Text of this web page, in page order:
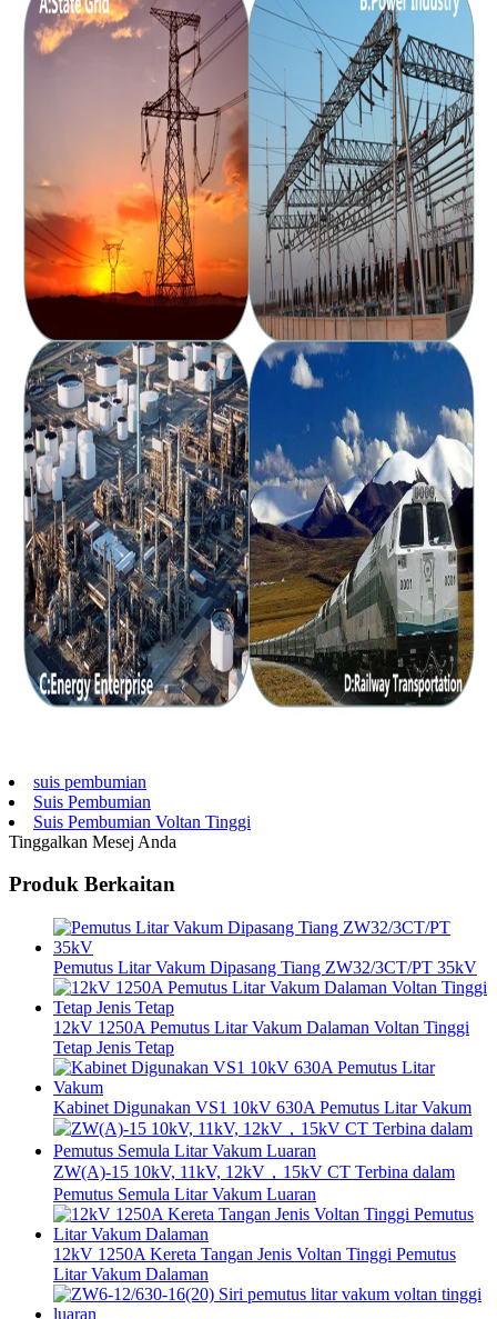
suis pembumian
Suis Pembumian
Suis Pembumian Voltan Tinggi
Tinggalkan Mesej Anda
Produk Berkaitan
Pemutus Litar Vakum Dipasang Tiang ZW32/3CT/PT 35kV
12kV 1250A Pemutus Litar Vakum Dalaman Voltan Tinggi
Tetap Jenis Tetap
Kabinet Digunakan VS1 10kV 630A Pemutus Litar Vakum
ZW(A)-15 10kV, 11kV, 12kV，15kV CT Terbina dalam
Pemutus Semula Litar Vakum Luaran
12kV 1250A Kereta Tangan Jenis Voltan Tinggi Pemutus
Litar Vakum Dalaman